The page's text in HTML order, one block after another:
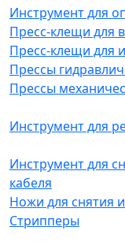
Инструмент для
Пресс-клещи для
Пресс-клещи для
Прессы
Прессы
Инструмент для
Инструмент для
кабеля
Ножи для снятия
Стрипперы